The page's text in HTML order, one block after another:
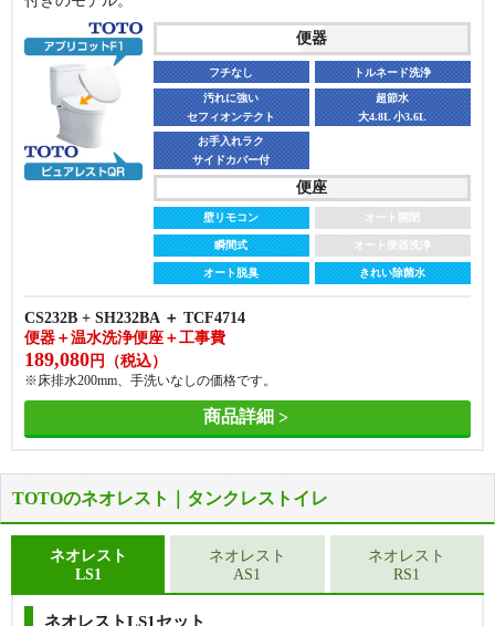
便器
フチなし トルネード洗浄
汚れに強い
セフィオンテクト
超節水
大4.8L 小3.6L
お手入れラク
サイドカバー付
便座
壁リモコン オート開閉
瞬間式 オート便器洗浄
オート脱臭 きれい除菌水
CS232B + SH232BA ＋ TCF4714
便器＋温水洗浄便座＋工事費
189,080 円（税込）
※床排水200mm、手洗いなしの価格です。
商品詳細
便器
TOTOのネオレスト｜タンクレストイレ
ネオレスト
LS1
ネオレストLS1セット
ネオレスト
AS1
ネオレスト
RS1